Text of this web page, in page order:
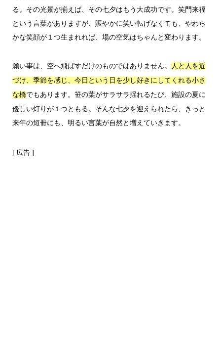
る。その光景が揃えば、その七夕はもう大成功です。笑門来福
という言葉がありますが、賑やかに笑い転げなくても、やわら
かな笑顔が１つ生まれれば、場の空気はちゃんと変わります。
願い事は、空へ飛ばすだけのものではありません。
人と人を近
づけ、季節を感じ、今日という日を少し好きにしてくれる小さ
な橋でもあります。笹の葉がサラサラ揺れるたび、施設の夏に
優しい灯りが１つともる。そんな七夕を迎えられたら、きっと
来年の短冊にも、明るい言葉が自然と増えていきます。
[ 広告 ]